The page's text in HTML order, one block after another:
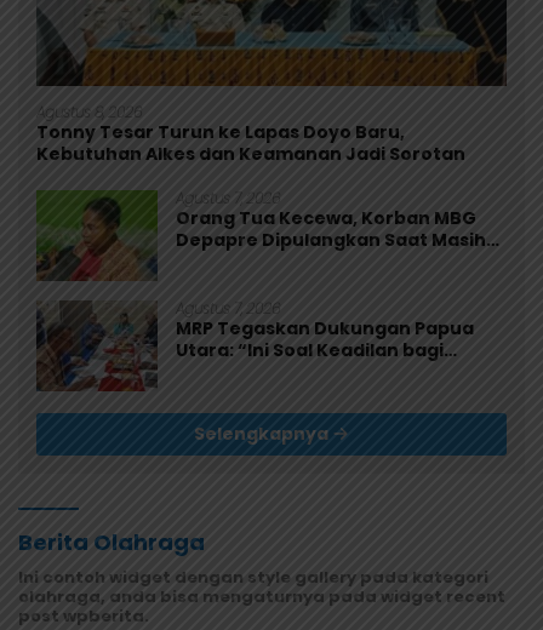
Agustus 8, 2026
Tonny Tesar Turun ke Lapas Doyo Baru,
Kebutuhan Alkes dan Keamanan Jadi Sorotan
Agustus 7, 2026
Orang Tua Kecewa, Korban MBG
Depapre Dipulangkan Saat Masih
Agustus 7, 2026
MRP Tegaskan Dukungan Papua
Utara: “Ini Soal Keadilan bagi
Selengkapnya
Berita Olahraga
Ini contoh widget dengan style gallery pada kategori
olahraga, anda bisa mengaturnya pada widget recent
post wpberita.